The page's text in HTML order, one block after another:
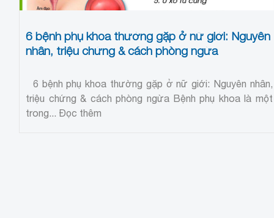
6 bệnh phụ khoa thường gặp ở nữ giới: Nguyên
nhân, triệu chứng & cách phòng ngừa
6 bệnh phụ khoa thường gặp ở nữ giới: Nguyên nhân,
triệu chứng & cách phòng ngừa Bệnh phụ khoa là một
trong... Đọc thêm